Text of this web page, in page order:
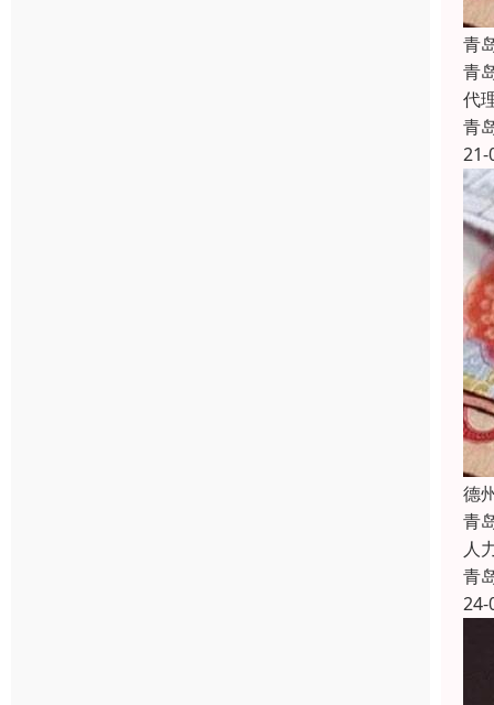
青
青
代
青
21-
德
青
人
青
24-